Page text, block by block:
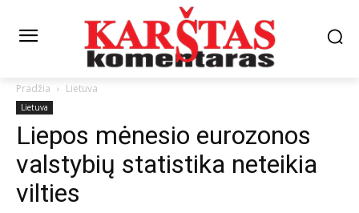
Pradžia Lietuva
Lietuva
Liepos mėnesio eurozonos
valstybių statistika neteikia
vilties